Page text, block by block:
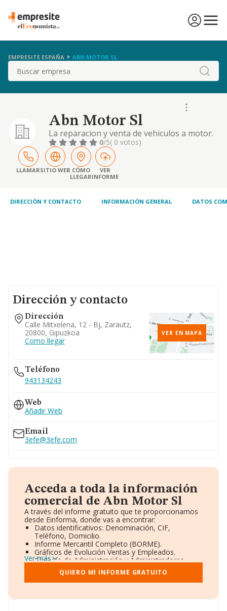
EMPRESITE ESPAÑA ABN MOTOR SL
Buscar
Abn Motor Sl
La reparacion y venta de vehiculos a motor.
0/5( 0 votos)
LLAMARSITIO WEB CÓMO
LLEGAR
VER
INFORME
DIRECCIÓN Y CONTACTO INFORMACIÓN GENERAL DATOS
Dirección y contacto
Dirección
Calle Mitxelena, 12 - Bj, Zarautz,
20800, Gipuzkoa
Como llegar
VER EN MAPA
Teléfono
943134243
Web
Añadir Web
Email
3efe@3efe.com
Acceda a toda la información
comercial de Abn Motor Sl
A través del informe gratuito que te proporcionamos
desde Einforma, donde vas a encontrar:
Datos identificativos: Denominación, CIF,
Teléfono, Domicilio.
Informe Mercantil Completo (BORME).
Gráficos de Evolución Ventas y Empleados.
Consejo de Administración y Administradores.
Directivos y Ejecutivos.
Accionistas.
Participaciones y Vinculaciones en otras empresas.
Información oficial y registral complementaria.
Ver más
QUIERO MI INFORME GRATUITO